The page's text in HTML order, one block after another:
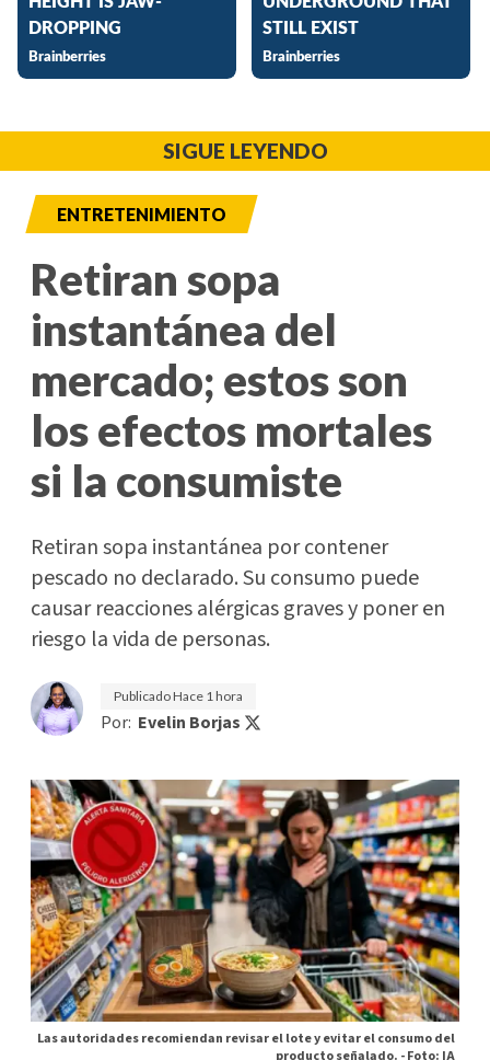
SIGUE LEYENDO
ENTRETENIMIENTO
Retiran sopa
instantánea del
mercado; estos son
los efectos mortales
si la consumiste
Retiran sopa instantánea por contener
pescado no declarado. Su consumo puede
causar reacciones alérgicas graves y poner en
riesgo la vida de personas.
PublicadoHace 1 hora
Por: Evelin Borjas
Las autoridades recomiendan revisar el lote y evitar el consumo del
producto señalado. -Foto: IA